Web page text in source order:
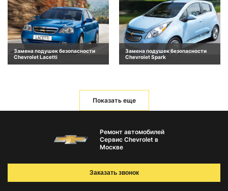
Замена подушек безопасности
Chevrolet Lacetti
Замена подушек безопасности
Chevrolet Spark
Показать еще
Ремонт автомобилей
Сервис Chevrolet в
Москве
Заказать звонок